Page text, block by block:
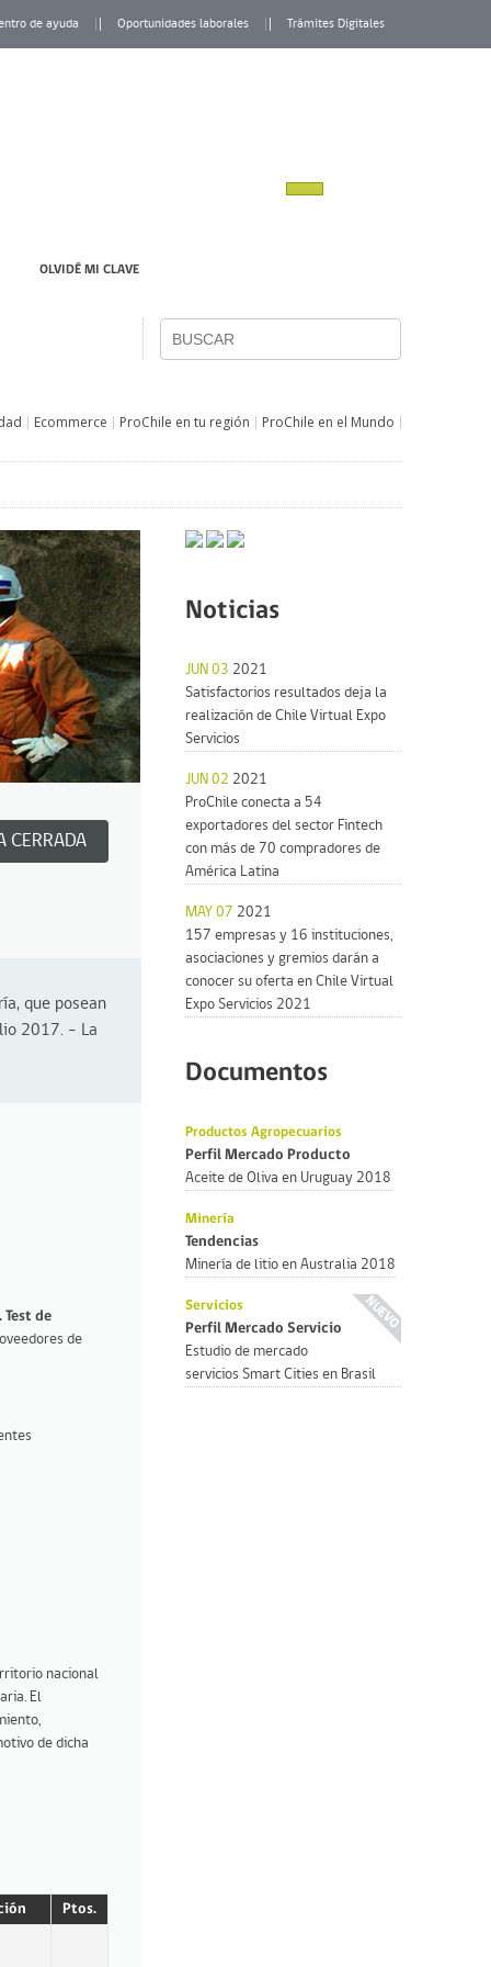
de ayuda Oportunidades laborales Trámites Digitales
OLVIDÉ MI CLAVE
Ecommerce ProChile en tu región ProChile en el Mundo
CERRADA
que posean
2017. – La
Test de
de
nacional
El
de dicha
Ptos.
Noticias
JUN 03 2021
Satisfactorios resultados deja la
realización de Chile Virtual Expo
Servicios
JUN 02 2021
ProChile conecta a 54
exportadores del sector Fintech
con más de 70 compradores de
América Latina
MAY 07 2021
157 empresas y 16 instituciones,
asociaciones y gremios darán a
conocer su oferta en Chile Virtual
Expo Servicios 2021
Documentos
Productos Agropecuarios
Perfil Mercado Producto
Aceite de Oliva en Uruguay 2018
Minería
Tendencias
Minería de litio en Australia 2018
Servicios
Perfil Mercado Servicio
Estudio de mercado
servicios Smart Cities en Brasil